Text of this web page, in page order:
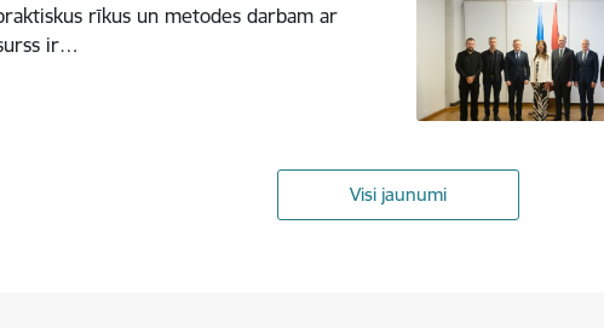
rīkus un metodes darbam ar
ir…
Visi jaunumi